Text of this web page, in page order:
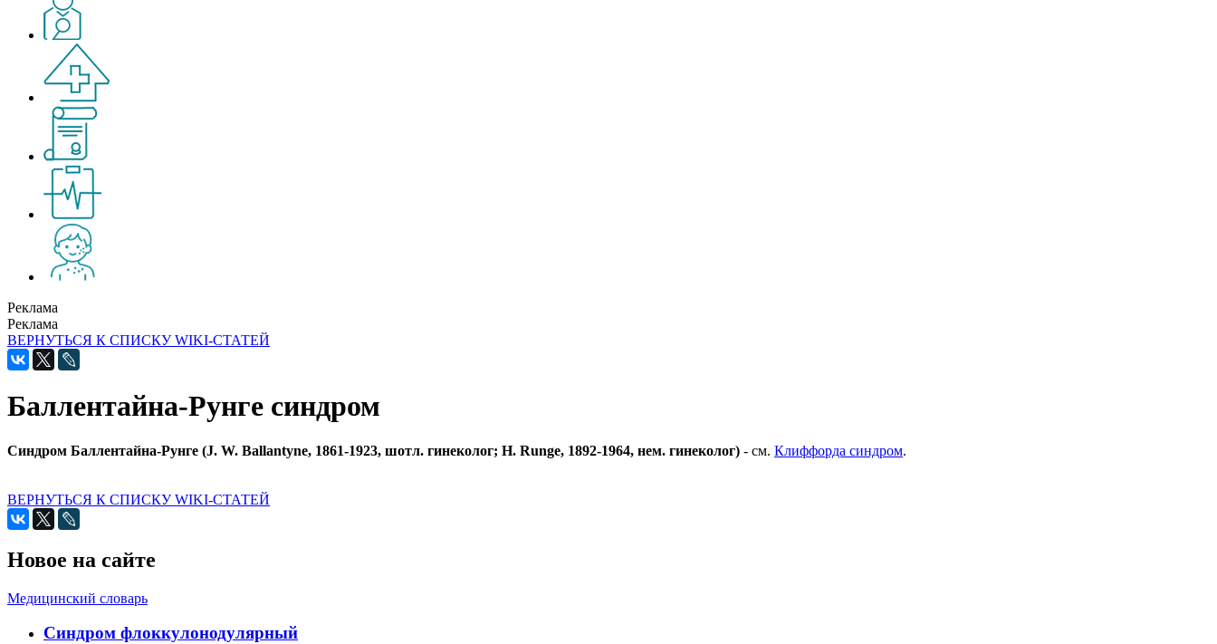
Реклама
Реклама
ВЕРНУТЬСЯ К СПИСКУ WIKI-СТАТЕЙ
Баллентайна-Рунге синдром
Синдром Баллентайна-Рунге (J. W. Ballantyne, 1861-1923, шотл. гинеколог; Н. Runge, 1892-1964, нем. гинеколог) - см. Клиффорда синдром.
ВЕРНУТЬСЯ К СПИСКУ WIKI-СТАТЕЙ
Новое на сайте
Медицинский словарь
Cиндром флоккулонодулярный